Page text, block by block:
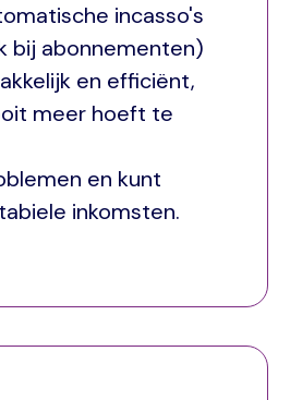
incasso's
bij abonnementen)
en efficiënt,
meer hoeft te
en kunt
inkomsten.